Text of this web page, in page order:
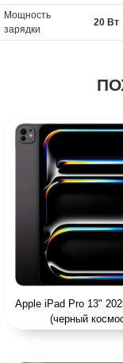
Мощность
зарядки
20 Вт
Apple iPad Pro 13"
(черный